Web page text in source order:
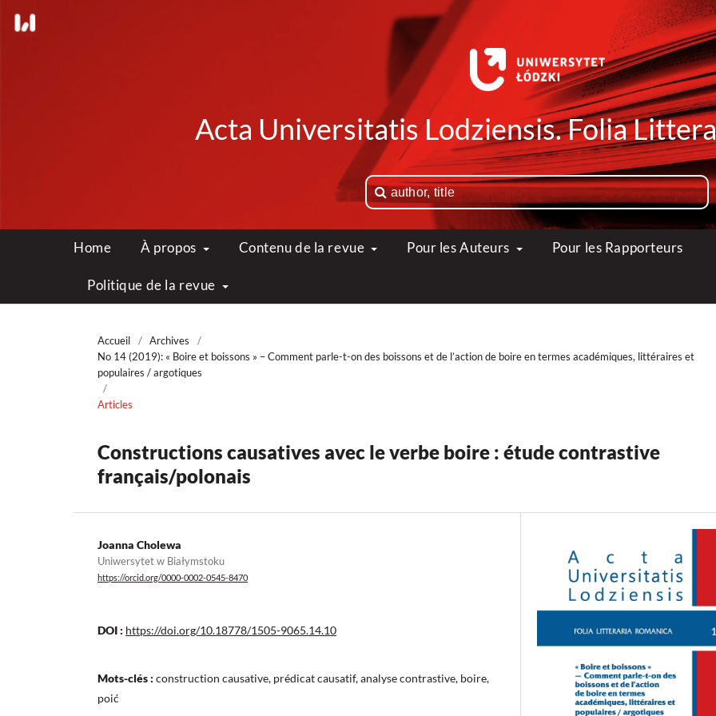
Acta Universitatis Lodziensis. Folia
Home À propos Contenu de la revue Pour les Auteurs Pour les Rapporteurs
Politique de la revue
Accueil / Archives
/
No 14 (2019): « Boire et boissons » – Comment parle-t-on des boissons et de l’action de boire en termes académiques, littéraires et
populaires / argotiques
/
Articles
Constructions causatives avec le verbe boire : étude contrastive
français/polonais
Joanna Cholewa
Uniwersytet w Białymstoku
https://orcid.org/0000-0002-0545-8470
DOI : https://doi.org/10.18778/1505-9065.14.10
Mots-clés : construction causative, prédicat causatif, analyse contrastive, boire,
poić